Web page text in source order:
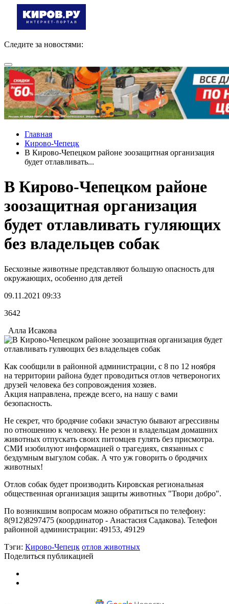
Следите за новостями:
Главная
Кирово-Чепецк
В Кирово-Чепецком районе зоозащитная организация
будет отлавливать...
В Кирово-Чепецком районе
зоозащитная организация
будет отлавливать гуляющих
без владельцев собак
Бесхозные животные представляют большую опасность для
окружающих, особенно для детей
09.11.2021 09:33
3642
Алла Исакова
Как сообщили в районной администрации, с 8 по 12 ноября
на территории района будет проводиться отлов четвероногих
друзей человека без сопровождения хозяев.
Акция направлена, прежде всего, на нашу с вами
безопасность.
Не секрет, что бродячие собаки зачастую бывают агрессивны
по отношению к человеку. Не резон и владельцам домашних
животных отпускать своих питомцев гулять без присмотра.
СМИ изобилуют информацией о трагедиях, связанных с
бездумным выгулом собак. А что уж говорить о бродячих
животных!
Отлов собак будет производить Кировская региональная
общественная организация защиты животных "Твори добро".
По возникшим вопросам можно обратиться по телефону:
8(912)8297475 (координатор - Анастасия Садакова). Телефон
районной администрации: 49153, 49129
Тэги: Кирово-Чепецк отлов животных
Поделиться публикацией